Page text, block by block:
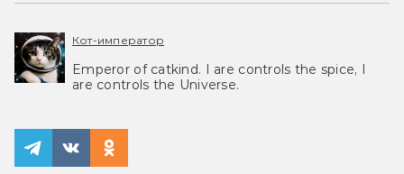
Кот-император
Emperor of catkind. I are controls the spice, I
are controls the Universe.